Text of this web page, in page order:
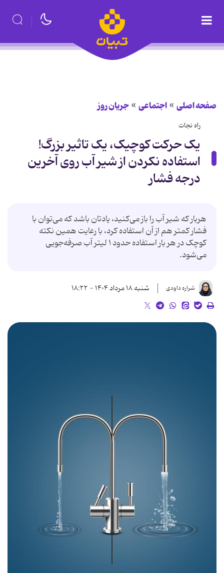
صفحه اصلی اجتماعی جریان روز
راه نجات
یک حرکت کوچیک، یک تاثیر بزرگ!
استفاده نکردن از شیر آب روی آخرین
درجه فشار
هربار که شیر آب را باز می‌کنید، یادتان باشد که می‌توان با
فشار کمتر هم از آن استفاده کرد، با رعایت همین نکته
کوچک در هر بار استفاده حدود ۱ لیتر آب صرفه‌جویی
می‌شود.
شراره داودی شنبه ۱۸ مرداد ۱۴۰۴ - ۱۸:۲۲